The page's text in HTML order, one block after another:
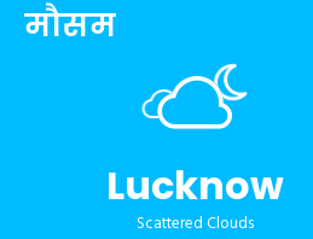
मौसम
Lucknow
Scattered Clouds